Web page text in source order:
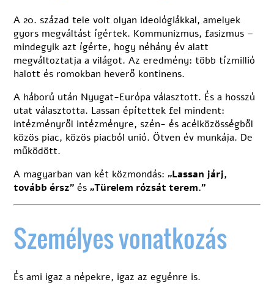
A 20. század tele volt olyan ideológiákkal, amelyek
gyors megváltást ígértek. Kommunizmus, fasizmus –
mindegyik azt ígérte, hogy néhány év alatt
megváltoztatja a világot. Az eredmény: több tízmillió
halott és romokban heverő kontinens.
A háború után Nyugat-Európa választott. És a hosszú
utat választotta. Lassan építettek fel mindent:
intézményről intézményre, szén- és acélközösségből
közös piac, közös piacból unió. Ötven év munkája. De
működött.
A magyarban van két közmondás:„Lassan járj,
tovább érsz” és„Türelem rózsát terem.”
Személyes vonatkozás
És ami igaz a népekre, igaz az egyénre is.